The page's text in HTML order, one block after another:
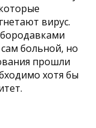
вирус.
больной, но
прошли
хотя бы